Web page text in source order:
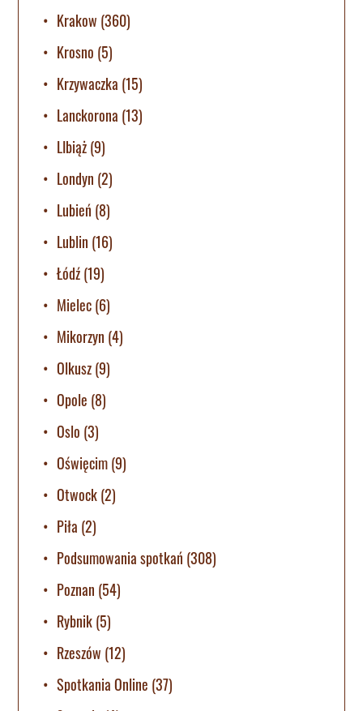
Krakow (360)
Krosno (5)
Krzywaczka (15)
Lanckorona (13)
LIbiąż(9)
Londyn (2)
Lubień (8)
Lublin (16)
Łódź(19)
Mielec(6)
Mikorzyn (4)
Olkusz(9)
Opole (8)
Oslo (3)
Oświęcim(9)
Otwock(2)
Piła (2)
Podsumowania spotkań (308)
Poznan (54)
Rybnik(5)
Rzeszów (12)
Spotkania Online (37)